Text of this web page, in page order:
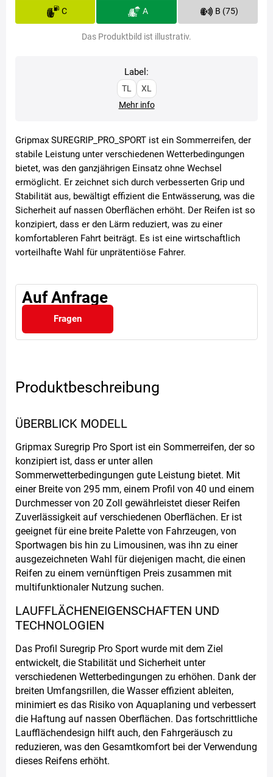
C A B (75)
Das Produktbild ist illustrativ.
Label:
TL
XL
Mehr info
Gripmax SUREGRIP_PRO_SPORT ist ein Sommerreifen, der
stabile Leistung unter verschiedenen Wetterbedingungen
bietet, was den ganzjährigen Einsatz ohne Wechsel
ermöglicht. Er zeichnet sich durch verbesserten Grip und
Stabilität aus, bewältigt effizient die Entwässerung, was die
Sicherheit auf nassen Oberflächen erhöht. Der Reifen ist so
konzipiert, dass er den Lärm reduziert, was zu einer
komfortableren Fahrt beiträgt. Es ist eine wirtschaftlich
vorteilhafte Wahl für unprätentiöse Fahrer.
Auf Anfrage
Fragen
Produktbeschreibung
ÜBERBLICK MODELL
Gripmax Suregrip Pro Sport ist ein Sommerreifen, der so
konzipiert ist, dass er unter allen
Sommerwetterbedingungen gute Leistung bietet. Mit
einer Breite von 295 mm, einem Profil von 40 und einem
Durchmesser von 20 Zoll gewährleistet dieser Reifen
Zuverlässigkeit auf verschiedenen Oberflächen. Er ist
geeignet für eine breite Palette von Fahrzeugen, von
Sportwagen bis hin zu Limousinen, was ihn zu einer
ausgezeichneten Wahl für diejenigen macht, die einen
Reifen zu einem vernünftigen Preis zusammen mit
multifunktionaler Nutzung suchen.
LAUFFLÄCHENEIGENSCHAFTEN UND
TECHNOLOGIEN
Das Profil Suregrip Pro Sport wurde mit dem Ziel
entwickelt, die Stabilität und Sicherheit unter
verschiedenen Wetterbedingungen zu erhöhen. Dank der
breiten Umfangsrillen, die Wasser effizient ableiten,
minimiert es das Risiko von Aquaplaning und verbessert
die Haftung auf nassen Oberflächen. Das fortschrittliche
Laufflächendesign hilft auch, den Fahrgeräusch zu
reduzieren, was den Gesamtkomfort bei der Verwendung
dieses Reifens erhöht.